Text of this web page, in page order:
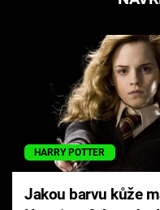
HARRY POTTER
Jakou barvu kůže